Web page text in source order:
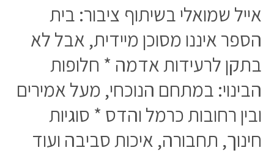
אייל שמואלי בשיתוף ציבור: בית
הספר איננו מסוכן מיידית, אבל לא
בתקן לרעידות אדמה * חלופות
הבינוי: במתחם הנוכחי, מעל אמירים
ובין רחובות כרמל והדס * סוגיות
חינוך, תחבורה, איכות סביבה ועוד